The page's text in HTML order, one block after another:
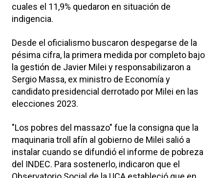
cuales el 11,9% quedaron en situación de
indigencia.
Desde el oficialismo buscaron despegarse de la
pésima cifra, la primera medida por completo bajo
la gestión de Javier Milei y responsabilizaron a
Sergio Massa, ex ministro de Economía y
candidato presidencial derrotado por Milei en las
elecciones 2023.
"Los pobres del massazo" fue la consigna que la
maquinaria troll afín al gobierno de Milei salió a
instalar cuando se difundió el informe de pobreza
del INDEC. Para sostenerlo, indicaron que el